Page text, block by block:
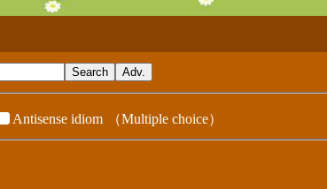
Antisense idiom （Multiple choice）